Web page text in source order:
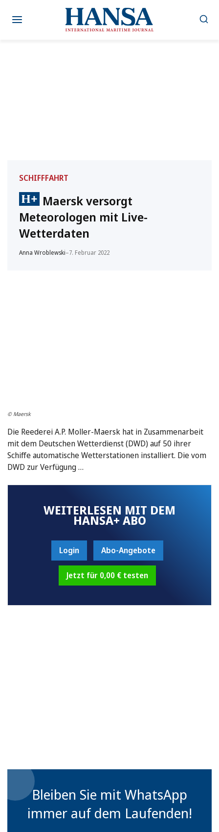
Inhalt
SCHIFFFAHRT
Maersk versorgt
Meteorologen mit Live-
Wetterdaten
Anna Wroblewski–7. Februar 2022
© Maersk
Die Reederei A.P. Moller-Maersk hat in Zusammenarbeit
mit dem Deutschen Wetterdienst (DWD) auf 50 ihrer
Schiffe automatische Wetterstationen installiert. Die vom
DWD zur Verfügung …
WEITERLESEN MIT DEM
HANSA+ ABO
Login Abo-Angebote
Jetzt für 0,00 € testen
Bleiben Sie mit WhatsApp
immer auf dem Laufenden!